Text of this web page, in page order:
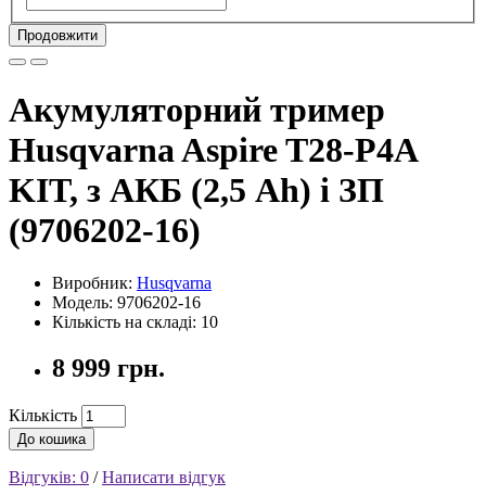
Продовжити
Акумуляторний тример
Husqvarna Aspire T28-P4A
KIT, з АКБ (2,5 Ah) і ЗП
(9706202-16)
Виробник: Husqvarna
Модель: 9706202-16
Кількість на складі: 10
8 999 грн.
Кількість
До кошика
Відгуків: 0 /Написати відгук